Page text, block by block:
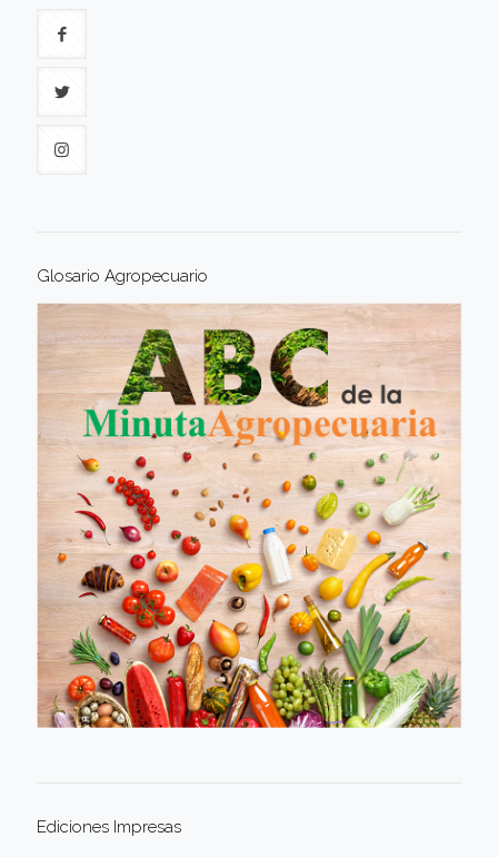
Glosario Agropecuario
Ediciones Impresas